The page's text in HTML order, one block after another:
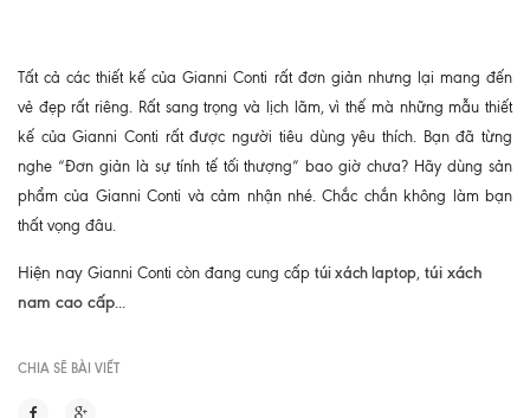
Tất cả các thiết kế của Gianni Conti rất đơn giản nhưng lại mang đến
vẻ đẹp rất riêng. Rất sang trọng và lịch lãm, vì thế mà những mẫu thiết
kế của Gianni Conti rất được người tiêu dùng yêu thích. Bạn đã từng
nghe “Đơn giản là sự tính tế tối thượng” bao giờ chưa? Hãy dùng sản
phẩm của Gianni Conti và cảm nhận nhé. Chắc chắn không làm bạn
thất vọng đâu.
Hiện nay Gianni Conti còn đang cung cấp túi xách laptop, túi xách
nam cao cấp...
CHIA SẼ BÀI VIẾT